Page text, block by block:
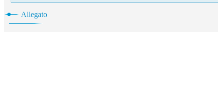
Allegato